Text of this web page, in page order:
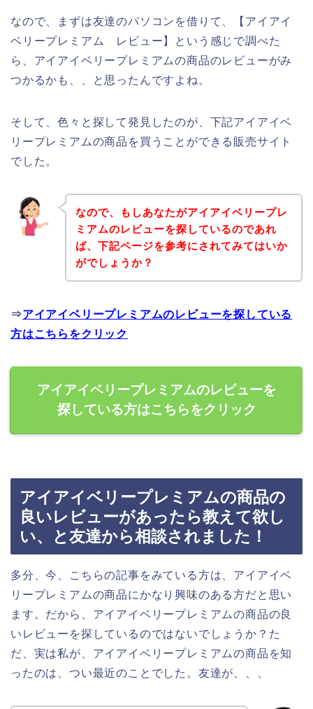
なので、まずは友達のパソコンを借りて、【アイアイ
ベリープレミアム レビュー】という感じで調べた
ら、アイアイベリープレミアムの商品のレビューがみ
つかるかも、、と思ったんですよね。
そして、色々と探して発見したのが、下記アイアイベ
リープレミアムの商品を買うことができる販売サイト
でした。
なので、もしあなたがアイアイベリープレ
ミアムのレビューを探しているのであれ
ば、下記ページを参考にされてみてはいか
がでしょうか？
⇒アイアイベリープレミアムのレビューを探している
方はこちらをクリック
アイアイベリープレミアムのレビューを
探している方はこちらをクリック
アイアイベリープレミアムの商品の
良いレビューがあったら教えて欲し
い、と友達から相談されました！
多分、今、こちらの記事をみている方は、アイアイベ
リープレミアムの商品にかなり興味のある方だと思い
ます。だから、アイアイベリープレミアムの商品の良
いレビューを探しているのではないでしょうか？た
だ、実は私が、アイアイベリープレミアムの商品を知
ったのは、つい最近のことでした。友達が、、、